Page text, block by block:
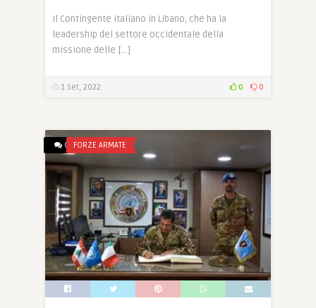
Il Contingente italiano in Libano, che ha la
leadership del settore occidentale della
missione delle […]
1 Set, 2022 0 0
0 FORZE ARMATE